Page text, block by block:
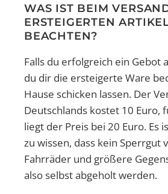
WAS IST BEIM
ERSTEIGERTEN
BEACHTEN?
Falls du erfolgreich ein Gebot
du dir die ersteigerte Ware
Hause schicken lassen. Der
Deutschlands kostet 10 Euro,
liegt der Preis bei 20 Euro. Es
zu wissen, dass kein Sperrgut
Fahrräder und größere
also selbst abgeholt werden.